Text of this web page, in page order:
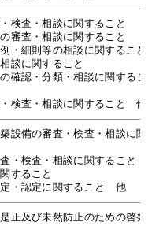
検査・相談に関すること
審査・相談に関すること
・細則等の相談に関すること
談に関すること
確認・分類・相談に関するこ
検査・相談に関すること 他
設備の審査・検査・相談に関
・検査・相談に関すること
すること
・認定に関すること 他
正及び未然防止のための啓発